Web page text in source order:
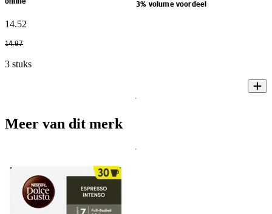
3% volume voordeel
14.52
14.97
3 stuks
Meer van dit merk